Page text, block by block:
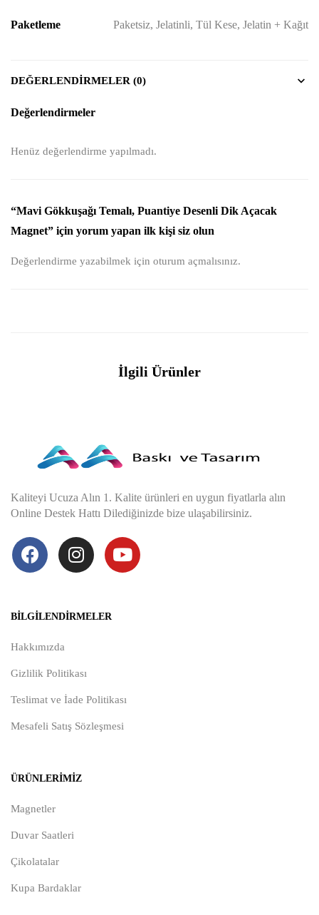
Paketleme Paketsiz, Jelatinli, Tül Kese, Jelatin + Kağıt
DEĞERLENDIRMELER (0)
Değerlendirmeler
Henüz değerlendirme yapılmadı.
“Mavi Gökkuşağı Temalı, Puantiye Desenli Dik Açacak
Magnet” için yorum yapan ilk kişi siz olun
Değerlendirme yazabilmek için oturum açmalısınız.
İlgili Ürünler
Kaliteyi Ucuza Alın 1. Kalite ürünleri en uygun fiyatlarla alın
Online Destek Hattı Dilediğinizde bize ulaşabilirsiniz.
BILGILENDIRMELER
Hakkımızda
Gizlilik Politikası
Teslimat ve İade Politikası
Mesafeli Satış Sözleşmesi
ÜRÜNLERIMIZ
Magnetler
Duvar Saatleri
Çikolatalar
Kupa Bardaklar